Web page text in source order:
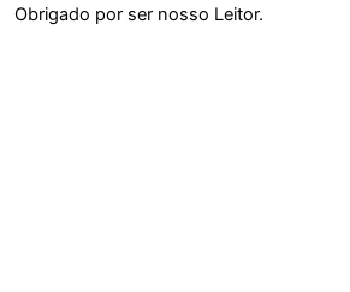
Obrigado por ser nosso Leitor.